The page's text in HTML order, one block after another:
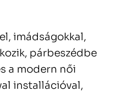
imádságokkal,
párbeszédbe
a modern női
installációval,